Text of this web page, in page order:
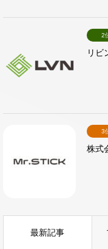
2
リビ
3
株式
最新記事